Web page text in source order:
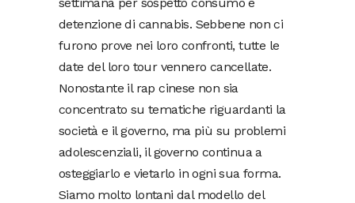
detenzione di cannabis. Sebbene non ci
furono prove nei loro confronti, tutte le
date del loro tour vennero cancellate.
Nonostante il rap cinese non sia
concentrato su tematiche riguardanti la
società e il governo, ma più su problemi
adolescenziali, il governo continua a
osteggiarlo e vietarlo in ogni sua forma.
Siamo molto lontani dal modello del